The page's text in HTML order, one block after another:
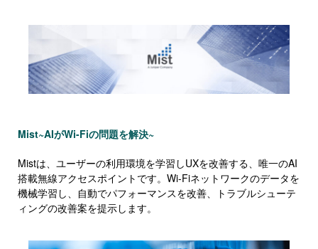
Mist~AIがWi-Fiの問題を解決~
Mistは、ユーザーの利用環境を学習しUXを改善する、唯一のAI
搭載無線アクセスポイントです。Wi-Fiネットワークのデータを
機械学習し、自動でパフォーマンスを改善、トラブルシューテ
ィングの改善案を提示します。